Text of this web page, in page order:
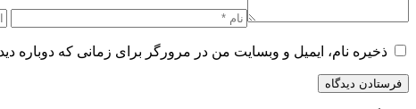
ذخیره نام، ایمیل و وبسایت من در مرورگر برای زمانی که دوباره